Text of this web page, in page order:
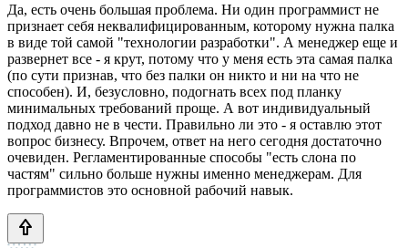
Да, есть очень большая проблема. Ни один программист не
признает себя неквалифицированным, которому нужна палка
в виде той самой "технологии разработки". А менеджер еще и
развернет все - я крут, потому что у меня есть эта самая палка
(по сути признав, что без палки он никто и ни на что не
способен). И, безусловно, подогнать всех под планку
минимальных требований проще. А вот индивидуальный
подход давно не в чести. Правильно ли это - я оставлю этот
вопрос бизнесу. Впрочем, ответ на него сегодня достаточно
очевиден. Регламентированные способы "есть слона по
частям" сильно больше нужны именно менеджерам. Для
программистов это основной рабочий навык.